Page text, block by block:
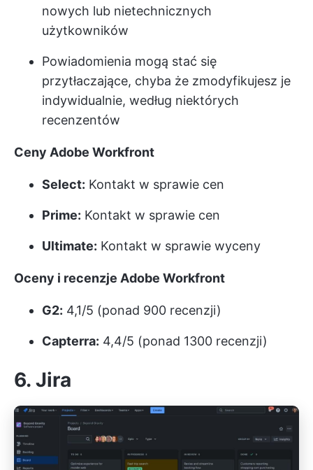
nowych lub nietechnicznych
użytkowników
Powiadomienia mogą stać się
przytłaczające, chyba że zmodyfikujesz je
indywidualnie, według niektórych
recenzentów
Ceny Adobe Workfront
Select: Kontakt w sprawie cen
Prime: Kontakt w sprawie cen
Ultimate: Kontakt w sprawie wyceny
Oceny i recenzje Adobe Workfront
G2: 4,1/5 (ponad 900 recenzji)
Capterra: 4,4/5 (ponad 1300 recenzji)
6. Jira